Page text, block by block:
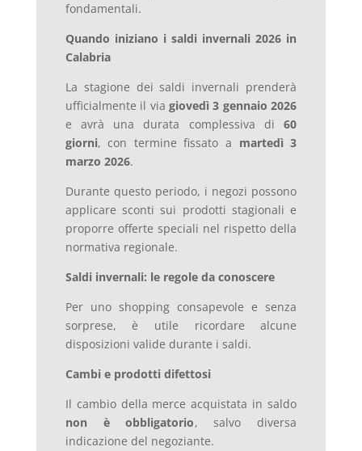
fondamentali.
Quando iniziano i saldi invernali 2026 in
Calabria
La stagione dei saldi invernali prenderà
ufficialmente il via giovedì 3 gennaio 2026
e avrà una durata complessiva di60
giorni, con termine fissato a martedì 3
marzo 2026.
Durante questo periodo, i negozi possono
applicare sconti sui prodotti stagionali e
proporre offerte speciali nel rispetto della
normativa regionale.
Saldi invernali: le regole da conoscere
Per uno shopping consapevole e senza
sorprese, è utile ricordare alcune
disposizioni valide durante i saldi.
Cambi e prodotti difettosi
Il cambio della merce acquistata in saldo
non è obbligatorio, salvo diversa
indicazione del negoziante.